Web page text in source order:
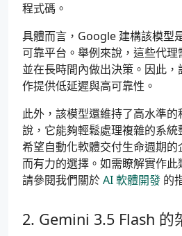
程式碼。
具體而言，Google 建構該模型
可靠平台。舉例來說，這些代理
並在長時間內做出決策。因此
作提供低延遲與高可靠性。
此外，該模型還維持了高水準
說，它能夠輕鬆處理複雜的系
希望自動化軟體交付生命週期
而有力的選擇。如需瞭解實作此
請參閱我們關於AI 軟體開發 的
Gemini 3.5 Flash 的